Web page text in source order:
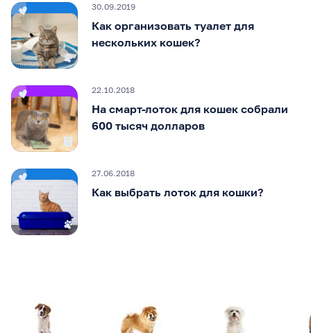
30.09.2019
Как организовать туалет для
нескольких кошек?
22.10.2018
На смарт-лоток для кошек собрали
600 тысяч долларов
27.06.2018
Как выбрать лоток для кошки?